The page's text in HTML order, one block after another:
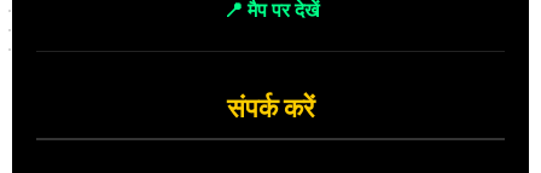
📍 मैप पर देखें
संपर्क करें